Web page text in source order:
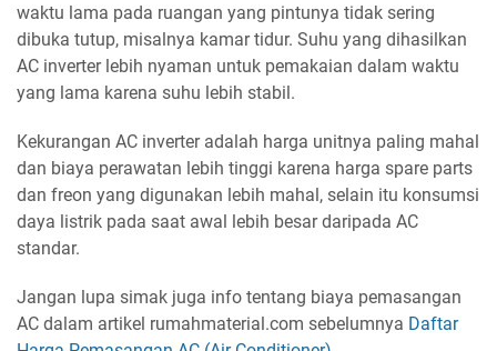
waktu lama pada ruangan yang pintunya tidak sering
dibuka tutup, misalnya kamar tidur. Suhu yang dihasilkan
AC inverter lebih nyaman untuk pemakaian dalam waktu
yang lama karena suhu lebih stabil.
Kekurangan AC inverter adalah harga unitnya paling mahal
dan biaya perawatan lebih tinggi karena harga spare parts
dan freon yang digunakan lebih mahal, selain itu konsumsi
daya listrik pada saat awal lebih besar daripada AC
standar.
Jangan lupa simak juga info tentang biaya pemasangan
AC dalam artikel rumahmaterial.com sebelumnya Daftar